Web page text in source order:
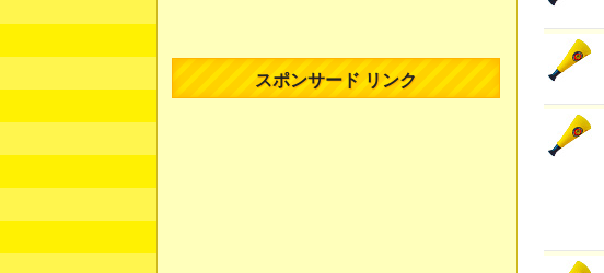
スポンサード リンク